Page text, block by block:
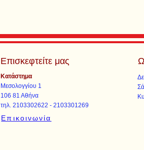
Επισκεφτείτε μας
Κατάστημα
Μεσολογγίου 1
106 81 Αθήνα
τηλ. 2103302622 - 2103301269
Επικοινωνία